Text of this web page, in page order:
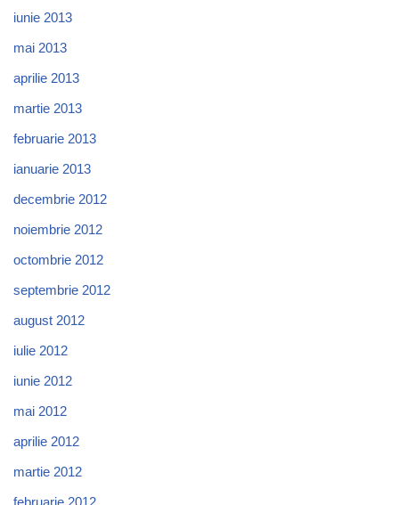
iunie 2013
mai 2013
aprilie 2013
martie 2013
februarie 2013
ianuarie 2013
decembrie 2012
noiembrie 2012
octombrie 2012
septembrie 2012
august 2012
iulie 2012
iunie 2012
mai 2012
aprilie 2012
martie 2012
februarie 2012